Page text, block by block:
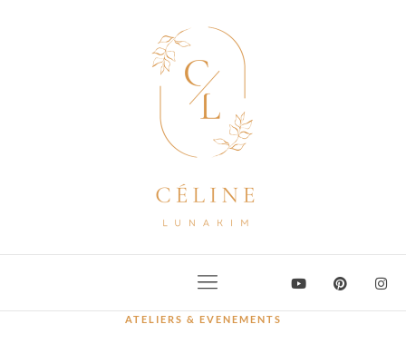
ATELIERS & EVENEMENTS